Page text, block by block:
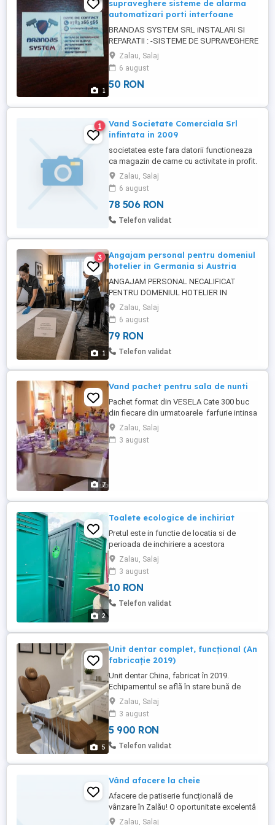
1
supraveghere sisteme de alarma
automatizari porti interfoane
BRANDAS SYSTEM SRL iNSTALARI SI
REPARATII : -SISTEME DE SUPRAVEGHERE
-SITEME DE ALARMA -AUTOMATIZARI
PORTI -INTERFOANE SI
VIDEOINTERFOANE
Zalau, Salaj
6 august
50 RON
1
Vand Societate Comerciala Srl
infintata in 2009
societatea este fara datorii functioneaza
ca magazin de carne cu activitate in profit.
Cei interesati pentru detalii sunati in privat
- Grigore.
Zalau, Salaj
6 august
78 506 RON
Telefon validat
1
3
Angajam personal pentru domeniul
hotelier in Germania si Austria
ANGAJAM PERSONAL NECALIFICAT
PENTRU DOMENIUL HOTELIER IN
AUSTRIA SI GERMANIA. RASPUNDEM
DOAR LA TELEFON, VA ROG NU
TRIMITETI MESAJE. LOCATIE: Viena,
Salzburg si Hamburg Cautam persoane
serioase si muncitoare pentru curatenia
barbati sau cupluri intre 18-55 ani.
BENEFICII: -Salariul: ...
Zalau, Salaj
6 august
79 RON
Telefon validat
7
Vand pachet pentru sala de nunti
Pachet format din VESELA Cate 300 buc
din fiecare din urmatoarele farfurie intinsa
pentru felul 2 farfurie supa farfurie mica
aperitiv( jur) letiera salatiera patrata cana
cafea/ceai/lapte cu farfurie bol-supiera cu
Zalau, Salaj
3 august
2
Toalete ecologice de inchiriat
Pretul este in functie de locatia si de
perioada de inchiriere a acestora
Zalau, Salaj
3 august
10 RON
Telefon validat
5
Unit dentar complet, funcțional (An
fabricație 2019)
Unit dentar China, fabricat în 2019.
Echipamentul se află în stare bună de
funcționare. Toate sistemele (mecanic,
hidraulic și pneumatic) funcționează bine.
Aspect îngrijit, tapițeria fără crăpături,
structura metalică și elementele internerne
bine întreținute. Defecte estetice minore,
Zalau, Salaj
3 august
5 900 RON
Telefon validat
Vând afacere la cheie
Afacere de patiserie funcțională de
vânzare în Zalău! O oportunitate excelentă
pentru cei pasionați de domeniul
Zalau, Salaj